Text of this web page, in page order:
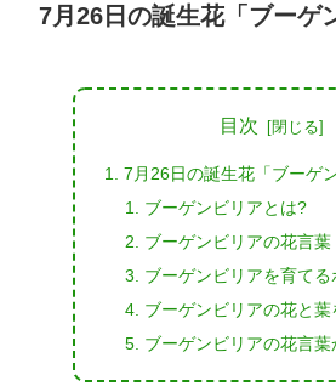
7月26日の誕生花「ブーゲ
目次
7月26日の誕生花「ブーゲ
ブーゲンビリアとは?
ブーゲンビリアの花言葉
ブーゲンビリアを育てる
ブーゲンビリアの花と葉
ブーゲンビリアの花言